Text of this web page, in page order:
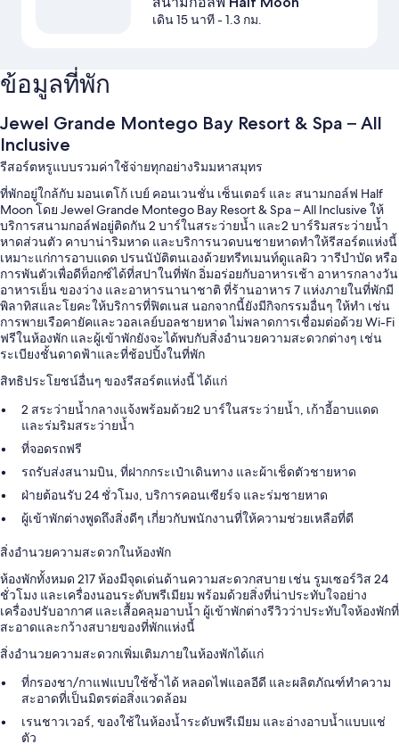
เดิน 15 นาที- 1.3 กม.
ข้อมูลที่พัก
Jewel Grande Montego Bay Resort & Spa – All
Inclusive
รีสอร์ตหรูแบบรวมค่าใช้จ่ายทุกอย่างริมมหาสมุทร
ที่พักอยู่ใกล้กับ มอนเตโก้ เบย์ คอนเวนชั่น เซ็นเตอร์ และ สนามกอล์ฟ Half
Moon โดย Jewel Grande Montego Bay Resort & Spa – All Inclusive ให้
บริการสนามกอล์ฟอยู่ติดกัน 2 บาร์ในสระว่ายน้ำ และ2 บาร์ริมสระว่ายน้ำ
หาดส่วนตัว คาบาน่าริมหาด และบริการนวดบนชายหาดทำให้รีสอร์ตแห่งนี้
เหมาะแก่การอาบแดด ปรนนับัติตนเองด้วยทรีทเมนท์ดูแลผิว วารีบำบัด หรือ
การพันตัวเพื่อดีท็อกซ์ได้ที่สปาในที่พัก อิ่มอร่อยกับอาหารเช้า อาหารกลางวัน
อาหารเย็น ของว่าง และอาหารนานาชาติ ที่ร้านอาหาร 7 แห่งภายในที่พักมี
พิลาทิสและโยคะให้บริการที่ฟิตเนส นอกจากนี้ยังมีกิจกรรมอื่นๆ ให้ทำ เช่น
การพายเรือคายัคและวอลเลย์บอลชายหาด ไม่พลาดการเชื่อมต่อด้วย Wi-Fi
ฟรีในห้องพัก และผู้เข้าพักยังจะได้พบกับสิ่งอำนวยความสะดวกต่างๆ เช่น
ระเบียงชั้นดาดฟ้าและที่ช้อปปิ้งในที่พัก
สิทธิประโยชน์อื่นๆ ของรีสอร์ตแห่งนี้ ได้แก่
2 สระว่ายน้ำกลางแจ้งพร้อมด้วย2 บาร์ในสระว่ายน้ำ, เก้าอี้อาบแดด
และร่มริมสระว่ายน้ำ
ที่จอดรถฟรี
รถรับส่งสนามบิน, ที่ฝากกระเป๋าเดินทาง และผ้าเช็ดตัวชายหาด
ฝ่ายต้อนรับ 24 ชั่วโมง, บริการคอนเซียร์จ และร่มชายหาด
ผู้เข้าพักต่างพูดถึงสิ่งดีๆ เกี่ยวกับพนักงานที่ให้ความช่วยเหลือที่ดี
สิ่งอำนวยความสะดวกในห้องพัก
ห้องพักทั้งหมด 217 ห้องมีจุดเด่นด้านความสะดวกสบาย เช่น รูมเซอร์วิส 24
ชั่วโมง และเครื่องนอนระดับพรีเมียม พร้อมด้วยสิ่งที่น่าประทับใจอย่าง
เครื่องปรับอากาศ และเสื้อคลุมอาบน้ำ ผู้เข้าพักต่างรีวิวว่าประทับใจห้องพักที่
สะอาดและกว้างสบายของที่พักแห่งนี้
สิ่งอำนวยความสะดวกเพิ่มเติมภายในห้องพักได้แก่
ที่กรองชา/กาแฟแบบใช้ซ้ำได้ หลอดไฟแอลอีดี และผลิตภัณฑ์ทำความ
สะอาดที่เป็นมิตรต่อสิ่งแวดล้อม
เรนชาวเวอร์, ของใช้ในห้องน้ำระดับพรีเมียม และอ่างอาบน้ำแบบแช่
ตัว